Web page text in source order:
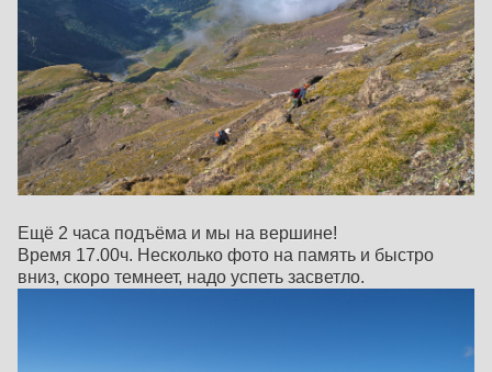
Ещё 2 часа подъёма и мы на вершине!
Время 17.00ч. Несколько фото на память и быстро
вниз, скоро темнеет, надо успеть засветло.